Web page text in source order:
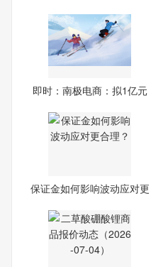
即时：南极电商：拟1亿元
保证金如何影响波动应对更